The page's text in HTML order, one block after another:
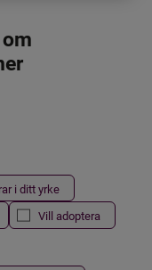
i ditt yrke
Vill adoptera